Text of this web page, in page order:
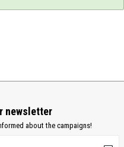
newsletter
about the campaigns!